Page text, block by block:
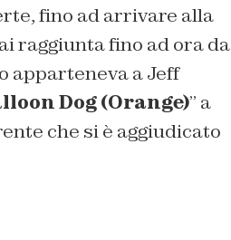
fino ad arrivare alla
raggiunta fino ad ora da
apparteneva a Jeff
Dog (Orange)” a
che si è aggiudicato